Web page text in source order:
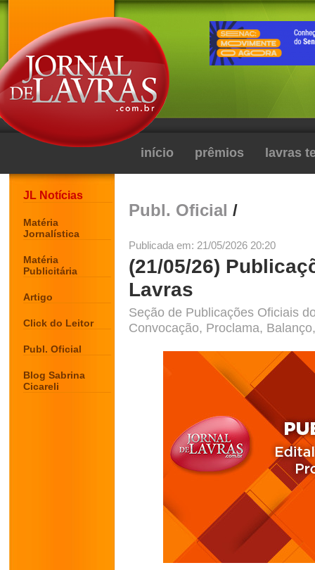
início prêmios lavras
JL Notícias
Matéria
Jornalística
Matéria
Publicitária
Artigo
Click do Leitor
Publ. Oficial
Blog Sabrina
Cicareli
Publ. Oficial /
Publicada em: 21/05/2026 20:20
(21/05/26)
Lavras
Seção de Publicações Oficiais
Convocação, Proclama,